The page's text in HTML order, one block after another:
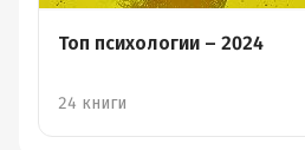
Топ психологии – 2024
24 книги